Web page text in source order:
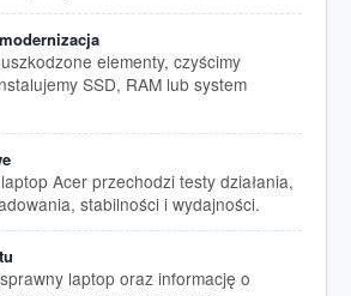
elementy, czyścimy
SSD, RAM lub system
Acer przechodzi testy działania,
stabilności i wydajności.
laptop oraz informację o